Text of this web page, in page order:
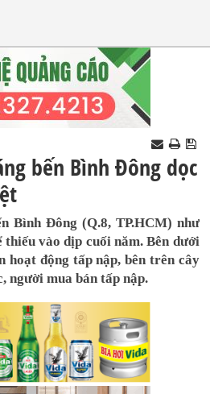
bến Bình Đông dọc
Bình Đông (Q.8, TP.HCM) như
thiếu vào dịp cuối năm. Bên dưới
hoạt động tấp nập, bên trên cây
người mua bán tấp nập.